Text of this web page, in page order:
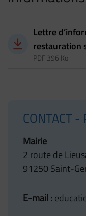
Lettre
restauration
PDF 396 Ko
CONTACT -
Mairie
2 route de
91250 Saint-
E-mail :